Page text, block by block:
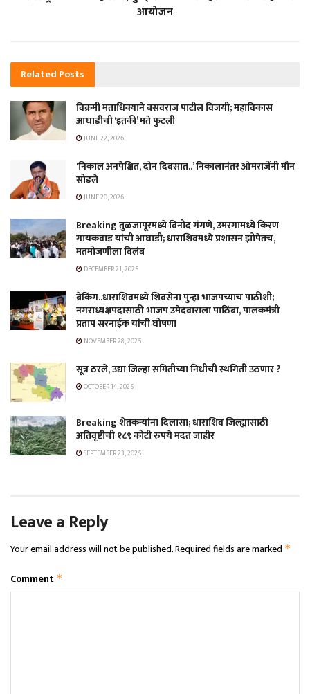
आयोजन
Related Posts
विक्रमी मताधिक्याने बसवराज पाटील विजयी; महाविकास
आघाडीची ‘इतकी’ मते फुटली
JUNE 22, 2026
‘निकाल अनपेक्षित, दोन दिवसात..’ निकालानंतर ओमराजेंनी मौन
सोडले
JUNE 20, 2026
Breaking तुळजापूरमध्ये विनोद गंगणे, उमरगामध्ये किरण
गायकवाड यांची आघाडी; धाराशिवमध्ये प्रशासन झोपेतच,
मतमोजणीला विलंब
DECEMBER 21, 2025
ब्रेकिंग..धाराशिवमध्ये शिवसेना पुन्हा भाजपच्याच पाठीशी;
नगराध्यक्षपदासाठी भाजप उमेदवाराला पाठिंबा, पालकमंत्री
प्रताप सरनाईक यांची घोषणा
NOVEMBER 28, 2025
सूत्र ठरले, उद्या जिल्हा समितीच्या निधीची स्थगिती उठणार ?
OCTOBER 14, 2025
Breaking शेतकऱ्यांना दिलासा; धाराशिव जिल्ह्यासाठी
अतिवृष्टीची १८९ कोटी रुपये मदत जाहीर
SEPTEMBER 23, 2025
Leave a Reply
Your email address will not be published.Required fields are marked *
Comment *